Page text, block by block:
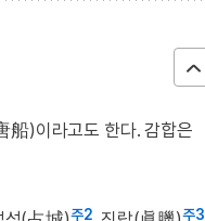
船)이라고도 한다. 감합은
주2 주3